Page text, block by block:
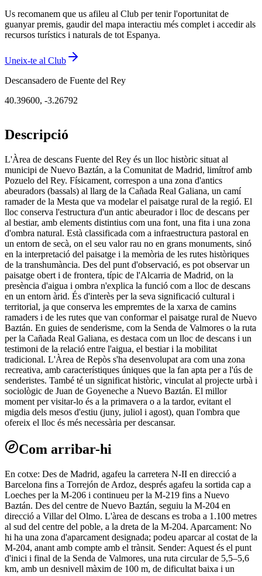
Us recomanem que us afileu al Club per tenir l'oportunitat de
guanyar premis, gaudir del mapa interactiu més complet i accedir als
recursos turístics i naturals de tot Espanya.
Uneix-te al Club
Descansadero de Fuente del Rey
40.39600, -3.26792
Descripció
L'Àrea de descans Fuente del Rey és un lloc històric situat al
municipi de Nuevo Baztán, a la Comunitat de Madrid, limítrof amb
Pozuelo del Rey. Físicament, correspon a una zona d'antics
abeuradors (bassals) al llarg de la Cañada Real Galiana, un camí
ramader de la Mesta que va modelar el paisatge rural de la regió. El
lloc conserva l'estructura d'un antic abeurador i lloc de descans per
al bestiar, amb elements distintius com una font, una fita i una zona
d'ombra natural. Està classificada com a infraestructura pastoral en
un entorn de secà, on el seu valor rau no en grans monuments, sinó
en la interpretació del paisatge i la memòria de les rutes històriques
de la transhumància. Des del punt d'observació, es pot observar un
paisatge obert i de frontera, típic de l'Alcarria de Madrid, on la
presència d'aigua i ombra n'explica la funció com a lloc de descans
en un entorn àrid. És d'interès per la seva significació cultural i
territorial, ja que conserva les empremtes de la xarxa de camins
ramaders i de les rutes que van conformar el paisatge rural de Nuevo
Baztán. En guies de senderisme, com la Senda de Valmores o la ruta
per la Cañada Real Galiana, es destaca com un lloc de descans i un
testimoni de la relació entre l'aigua, el bestiar i la mobilitat
tradicional. L'Àrea de Repòs s'ha desenvolupat ara com una zona
recreativa, amb característiques úniques que la fan apta per a l'ús de
senderistes. També té un significat històric, vinculat al projecte urbà i
sociològic de Juan de Goyeneche a Nuevo Baztán. El millor
moment per visitar-lo és a la primavera o a la tardor, evitant el
migdia dels mesos d'estiu (juny, juliol i agost), quan l'ombra que
ofereix el lloc és més necessària per descansar.
Com arribar-hi
En cotxe: Des de Madrid, agafeu la carretera N-II en direcció a
Barcelona fins a Torrejón de Ardoz, després agafeu la sortida cap a
Loeches per la M-206 i continueu per la M-219 fins a Nuevo
Baztán. Des del centre de Nuevo Baztán, seguiu la M-204 en
direcció a Villar del Olmo. L'àrea de descans es troba a 1.100 metres
al sud del centre del poble, a la dreta de la M-204. Aparcament: No
hi ha una zona d'aparcament designada; podeu aparcar al costat de la
M-204, anant amb compte amb el trànsit. Sender: Aquest és el punt
d'inici i final de la Senda de Valmores, una ruta circular de 5,5–5,6
km, amb un desnivell màxim de 100 m, de dificultat baixa i un